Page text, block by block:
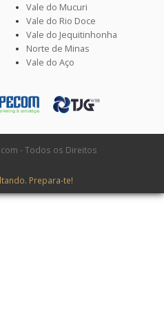
Vale do Mucuri
Vale do Rio Doce
Vale do Jequitinhonha
Norte de Minas
Vale do Aço
- Todos os Direitos
Prepara-te!